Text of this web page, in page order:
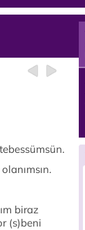
biraz
(s)beni